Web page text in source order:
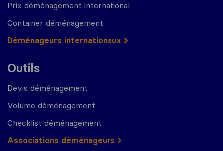
Prix déménagement international
Container déménagement
Déménageurs internationaux
Outils
Devis déménagement
Volume déménagement
Checklist déménagement
Associations déménageurs